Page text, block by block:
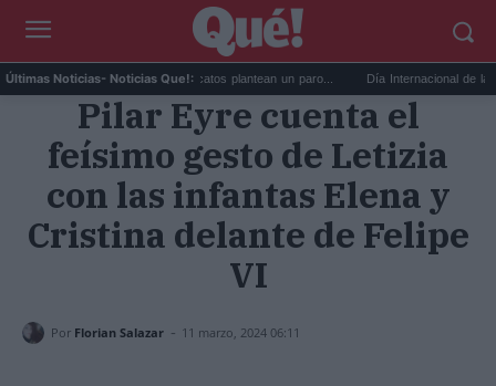
Últimas Noticias- Noticias Que!:
Huelga de médicos: los sindicatos plantean un paro... Día Internacional de la
Pilar Eyre cuenta el
feísimo gesto de Letizia
con las infantas Elena y
Cristina delante de Felipe
VI
Por Florian Salazar - 11 marzo, 2024 06:11